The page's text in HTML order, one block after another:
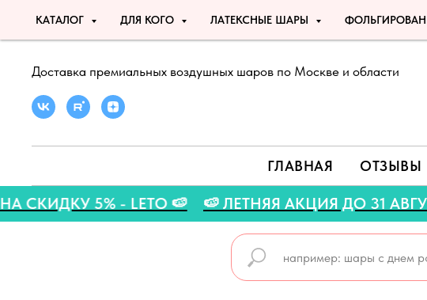
КАТАЛОГ ДЛЯ КОГО ЛАТЕКСНЫЕ ШАРЫ
Доставка премиальных воздушных шаров по Москве и области
ГЛАВНАЯ ОТЗЫВЫ
ПРОМОКОД НА СКИДКУ 5% - LETO 🍉 🍉 ЛЕТНЯЯ